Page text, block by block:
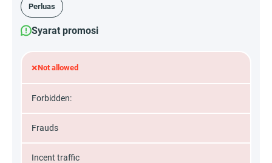
Perluas
Syarat promosi
×Not allowed
Forbidden:
Frauds
Incent traffic